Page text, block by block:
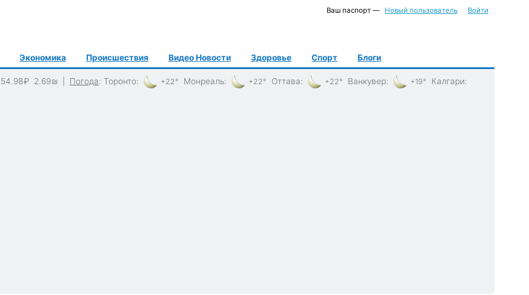
Ваш паспорт — Новый пользователь Войти
Экономика Происшествия Видео Новости Здоровье Спорт Блоги
54.98₽ 2.69₪ Погода: Торонто: +22° Монреаль: +22° Оттава: +22° Ванкувер: +19° Калгари: